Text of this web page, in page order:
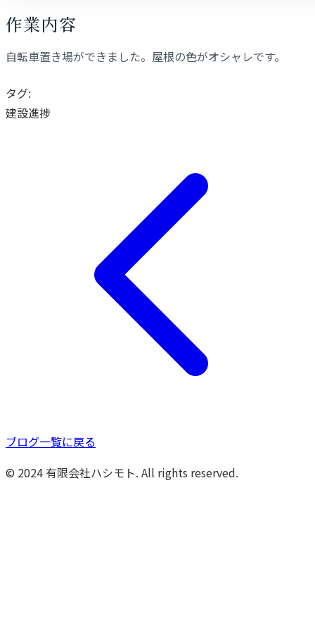
作業内容
自転車置き場ができました。屋根の色がオシャレです。
タグ:
建設進捗
ブログ一覧に戻る
© 2024 有限会社ハシモト. All rights reserved.